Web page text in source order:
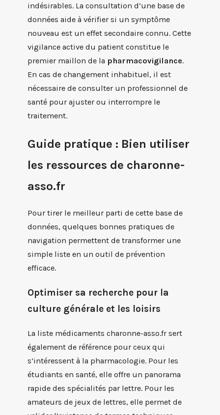
indésirables. La consultation d’une base de
données aide à vérifier si un symptôme
nouveau est un effet secondaire connu. Cette
vigilance active du patient constitue le
premier maillon de la pharmacovigilance.
En cas de changement inhabituel, il est
nécessaire de consulter un professionnel de
santé pour ajuster ou interrompre le
traitement.
Guide pratique : Bien utiliser
les ressources de charonne-
asso.fr
Pour tirer le meilleur parti de cette base de
données, quelques bonnes pratiques de
navigation permettent de transformer une
simple liste en un outil de prévention
efficace.
Optimiser sa recherche pour la
culture générale et les loisirs
La liste médicaments charonne-asso.fr sert
également de référence pour ceux qui
s’intéressent à la pharmacologie. Pour les
étudiants en santé, elle offre un panorama
rapide des spécialités par lettre. Pour les
amateurs de jeux de lettres, elle permet de